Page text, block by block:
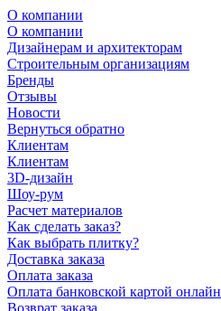
О компании
О компании
Дизайнерам и архитекторам
Строительным организациям
Бренды
Отзывы
Новости
Вернуться обратно
Клиентам
Клиентам
3D-дизайн
Шоу-рум
Расчет материалов
Как сделать заказ?
Как выбрать плитку?
Доставка заказа
Оплата заказа
Оплата банковской картой онлайн
Возврат заказа